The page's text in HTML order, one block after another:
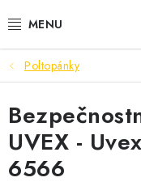
na
PRACOVNÁ A
VOĽNOČASOVÁ
VÝPREDAJ
Poltopánky
UVEX -
6566